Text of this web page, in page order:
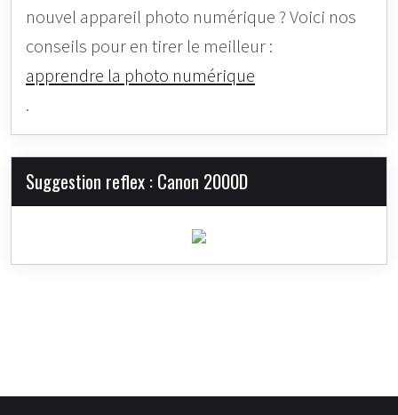
nouvel appareil photo numérique ? Voici nos
conseils pour en tirer le meilleur :
apprendre la photo numérique
.
Suggestion reflex : Canon 2000D